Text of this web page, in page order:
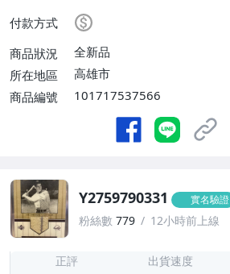
運費】
付款方式
商品狀況
全新品
所在地區
高雄市
商品編號
101717537566
Y2759790331 實名驗證
粉絲數 779 12小時前上線
正評 出貨速度